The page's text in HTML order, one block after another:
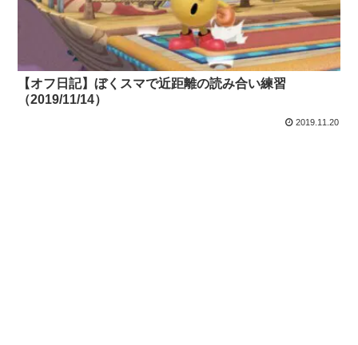
【オフ日記】ぼくスマで近距離の読み合い練習
（2019/11/14）
2019.11.20